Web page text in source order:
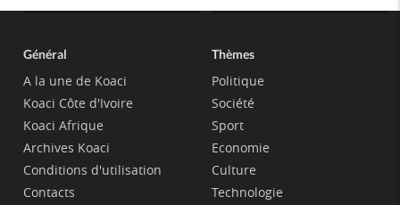
Général
A la une de Koaci
Koaci Côte d'Ivoire
Koaci Afrique
Archives Koaci
Conditions d'utilisation
Contacts
Thèmes
Politique
Société
Sport
Economie
Culture
Technologie